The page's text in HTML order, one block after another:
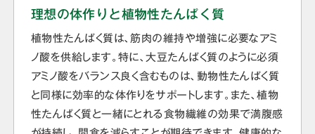
理想の体作りと植物性たんぱく質
植物性たんぱく質は、筋肉の維持や増強に必要なアミ
ノ酸を供給します。特に、大豆たんぱく質のように必須
アミノ酸をバランス良く含むものは、動物性たんぱく質
と同様に効率的な体作りをサポートします。また、植物
性たんぱく質と一緒にとれる食物繊維の効果で満腹感